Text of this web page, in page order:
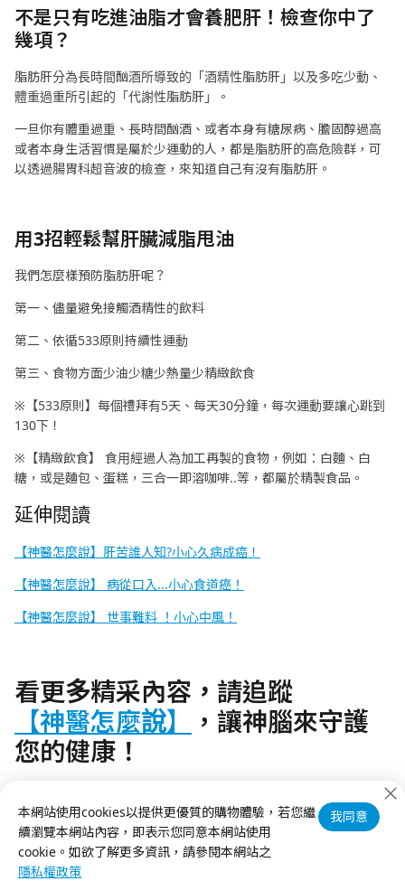
不是只有吃進油脂才會養肥肝！檢查你中了
幾項？
脂肪肝分為長時間酗酒所導致的「酒精性脂肪肝」以及多吃少動、
體重過重所引起的「代謝性脂肪肝」。
一旦你有體重過重、長時間酗酒、或者本身有糖尿病、膽固醇過高
或者本身生活習慣是屬於少運動的人，都是脂肪肝的高危險群，可
以透過腸胃科超音波的檢查，來知道自己有沒有脂肪肝。
用3招輕鬆幫肝臟減脂甩油
我們怎麼樣預防脂肪肝呢？
第一、儘量避免接觸酒精性的飲料
第二、依循533原則持續性運動
第三、食物方面少油少糖少熱量少精緻飲食
※【533原則】每個禮拜有5天、每天30分鐘，每次運動要讓心跳到
130下！
※【精緻飲食】 食用經過人為加工再製的食物，例如：白麵、白
糖，或是麵包、蛋糕，三合一即溶咖啡..等，都屬於精製食品。
延伸閱讀
【神醫怎麼說】 肝苦誰人知?小心久病成癌 ！
【神醫怎麼說】 病從口入...小心食道癌！
【神醫怎麼說】 世事難料 ！小心中風！
看更多精采內容，請追蹤
【神醫怎麼說】
，讓神腦來守護
您的健康！
狀況、使用任何藥物或醫療設備的需要，請您即刻就診或尋求醫療
專業者詢問意見，謝謝。
本網站使用cookies以提供更優質的購物體驗，若您繼
續瀏覽本網站內容，即表示您同意本網站使用
cookie。如欲了解更多資訊，請參閱本網站之
隱私權政策
我同意